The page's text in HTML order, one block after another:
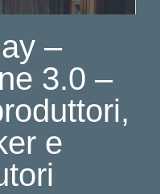
–
3.0 –
e